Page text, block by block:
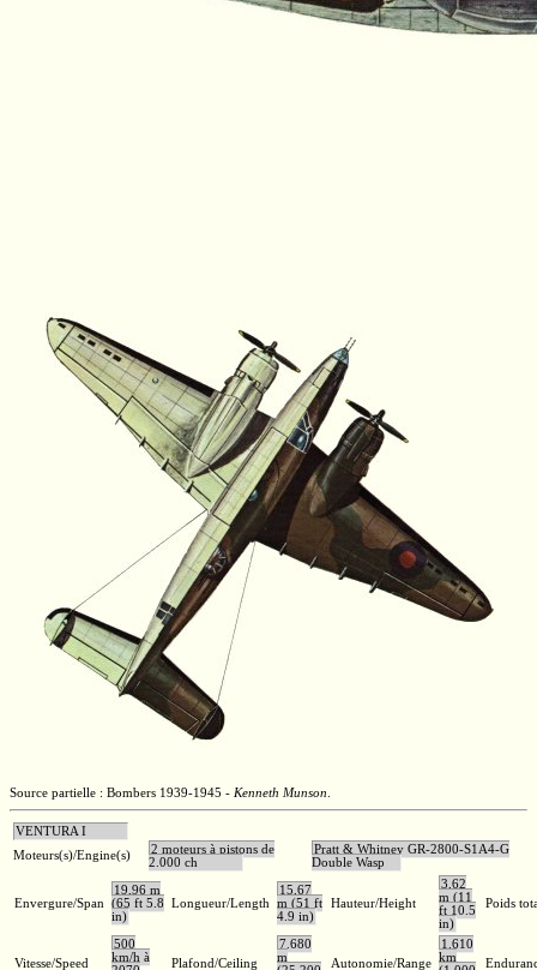
Source partielle : Bombers 1939-1945 - Kenneth Munson
VENTURA I
Moteurs(s)/Engine(s)
2 moteurs à pistons de
2.000 ch
Pratt & Whitney GR-2800-S1A4-G
Double Wasp
Envergure/Span
19,96 m
(65 ft 5.8
in)
Longueur/Length
15,67
m (51 ft
4.9 in)
Hauteur/Height
3,62
m (11
ft 10.5
in)
Poids
Vitesse/Speed
500
km/h à
Plafond/Ceiling
7.680
m
Autonomie/Range
1.610
km